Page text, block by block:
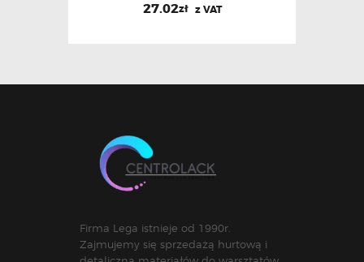
27.02zł z VAT
Firma Lega istnieje od 1990r.
Zajmujemy się sprzedażą hurtową i